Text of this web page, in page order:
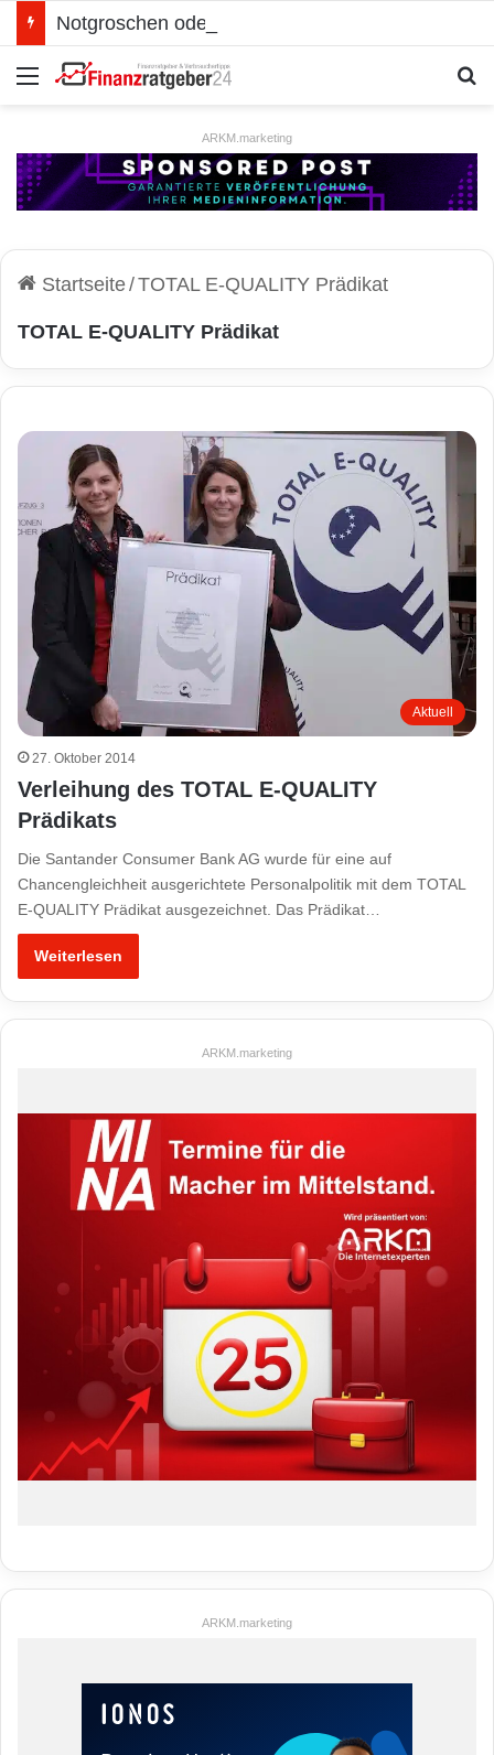
Menü
ARKM.marketing
Startseite/TOTAL E-QUALITY Prädikat
TOTAL E-QUALITY Prädikat
Aktuell
27. Oktober 2014
Verleihung des TOTAL E-QUALITY
Prädikats
Die Santander Consumer Bank AG wurde für eine auf
Chancengleichheit ausgerichtete Personalpolitik mit dem TOTAL
E-QUALITY Prädikat ausgezeichnet. Das Prädikat…
Weiterlesen
ARKM.marketing
ARKM.marketing